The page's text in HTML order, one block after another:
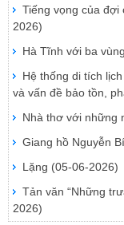
Tiếng vọng của đợi
2026)
Hà Tĩnh với ba
Hệ thống di tích
và vấn đề bảo tồn,
Nhà thơ với những
Giang hồ Nguyễn
Lặng (05-06-2026)
Tản văn “Những
2026)